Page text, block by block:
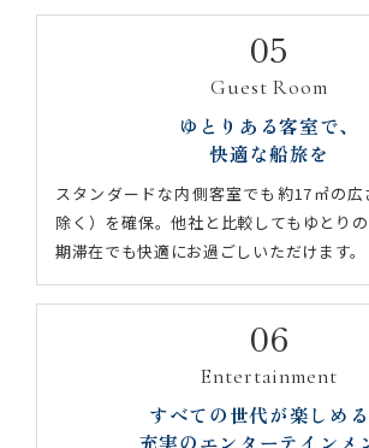
05
Guest Room
ゆとりある客室で、
快適な船旅を
スタンダードな内側客室でも約17㎡の広
除く）を確保。他社と比較してもゆとり
期滞在でも快適にお過ごしいただけます。
06
Entertainment
すべての世代が楽しめる